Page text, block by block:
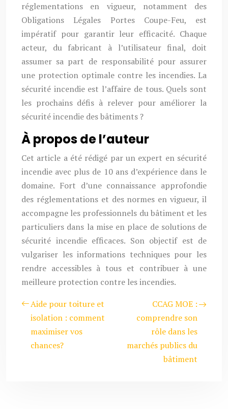
réglementations en vigueur, notamment des
Obligations Légales Portes Coupe-Feu, est
impératif pour garantir leur efficacité. Chaque
acteur, du fabricant à l’utilisateur final, doit
assumer sa part de responsabilité pour assurer
une protection optimale contre les incendies. La
sécurité incendie est l’affaire de tous. Quels sont
les prochains défis à relever pour améliorer la
sécurité incendie des bâtiments ?
À propos de l’auteur
Cet article a été rédigé par un expert en sécurité
incendie avec plus de 10 ans d’expérience dans le
domaine. Fort d’une connaissance approfondie
des réglementations et des normes en vigueur, il
accompagne les professionnels du bâtiment et les
particuliers dans la mise en place de solutions de
sécurité incendie efficaces. Son objectif est de
vulgariser les informations techniques pour les
rendre accessibles à tous et contribuer à une
meilleure protection contre les incendies.
Aide pour toiture et
isolation : comment
maximiser vos
chances?
CCAG MOE :
comprendre son
rôle dans les
marchés publics du
bâtiment